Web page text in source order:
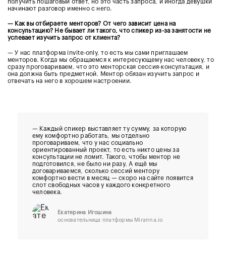
получить пошаговый ответ, но это часть запроса, и иногда девушки
начинают разговор именно с него.
— Как вы отбираете менторов? От чего зависит цена на
консультацию? Не бывает ли такого, что спикер из-за занятости не
успевает изучить запрос от клиента?
— У нас платформа invite-only, то есть мы сами приглашаем
менторов. Когда мы обращаемся к интересующему нас человеку, то
сразу проговариваем, что это менторская сессия-консультация, и
она должна быть предметной. Ментор обязан изучить запрос и
отвечать на него в хорошем настроении.
— Каждый спикер выставляет ту сумму, за которую
ему комфортно работать, мы отдельно
проговариваем, что у нас социально
ориентированный проект, то есть никто цены за
консультации не ломит. Такого, чтобы ментор не
подготовился, не было ни разу. А ещё мы
договариваемся, сколько сессий ментору
комфортно вести в месяц — скоро на сайте появится
слот свободных часов у каждого конкретного
человека.
Екатерина Игошина
основательница платформы Miranna.io